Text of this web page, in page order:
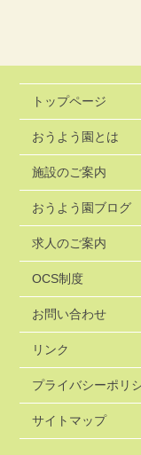
トップページ
おうよう園とは
施設のご案内
おうよう園ブログ
求人のご案内
OCS制度
お問い合わせ
リンク
プライバシーポリ
サイトマップ